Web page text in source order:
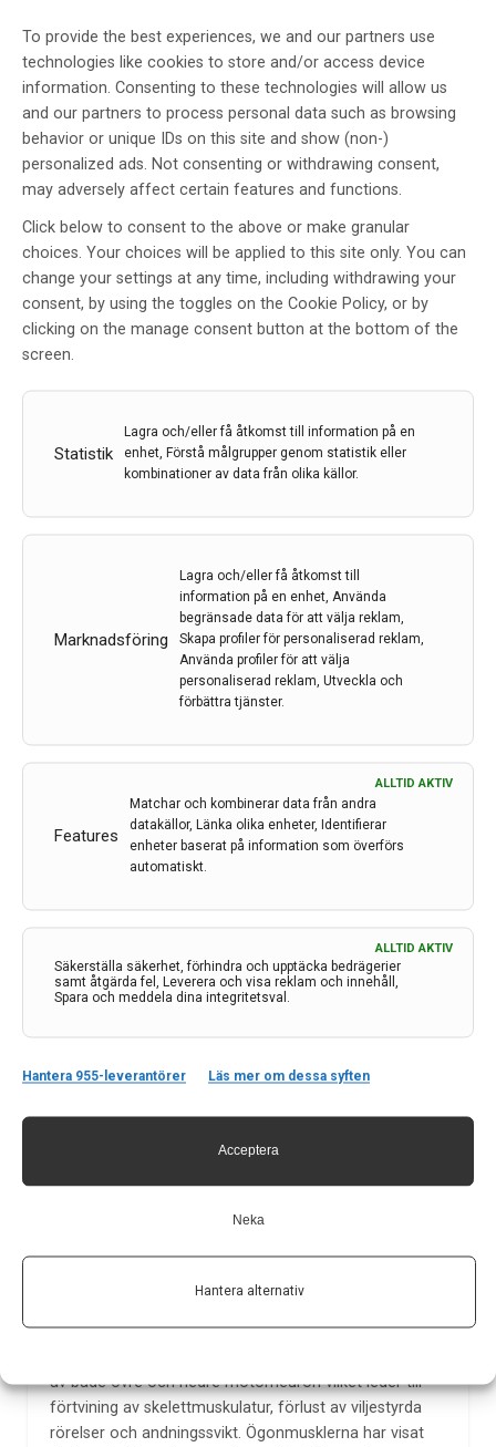
To provide the best experiences, we and our partners use
technologies like cookies to store and/or access device
information. Consenting to these technologies will allow us
and our partners to process personal data such as browsing
behavior or unique IDs on this site and show (non-)
personalized ads. Not consenting or withdrawing consent,
may adversely affect certain features and functions.
Click below to consent to the above or make granular
choices. Your choices will be applied to this site only. You can
change your settings at any time, including withdrawing your
consent, by using the toggles on the Cookie Policy, or by
clicking on the manage consent button at the bottom of the
screen.
Statistik
Lagra och/eller få åtkomst till information på en
enhet, Förstå målgrupper genom statistik eller
kombinationer av data från olika källor.
Marknadsföring
Lagra och/eller få åtkomst till
information på en enhet, Använda
begränsade data för att välja reklam,
Skapa profiler för personaliserad reklam,
Använda profiler för att välja
personaliserad reklam, Utveckla och
förbättra tjänster.
Features
ALLTID AKTIV
Matchar och kombinerar data från andra
datakällor, Länka olika enheter, Identifierar
enheter baserat på information som överförs
automatiskt.
Säkerställa säkerhet, förhindra och upptäcka bedrägerier
samt åtgärda fel, Leverera och visa reklam och innehåll,
Spara och meddela dina integritetsval.
ALLTID AKTIV
Hantera 955-leverantörer Läs mer om dessa syften
Acceptera
Neka
Hantera alternativ
Proteiner som bildar klumpar förekommer vid flera
svårbehandlade sjukdomar, som ALS, Alzheimers och
Parkinsons. Mekanismerna bakom hur proteinerna
interagerar med varandra är svåra att studera, men nu
har forskare på Chalmers hittat en ny metod för att
Rekordstort bidrag till ALS-forskning
Neuroförbundet delar ut nära 14 miljoner kronor till tre
ALS-forskningsprojekt. Forskningen ska bidra till bättre
Nya data för Leqembi från fas 3-studien Clarity AD och
data avseende subkutan administrering presenterade
Ögonmusklernas motståndskraft vid ALS
Amyotrofisk lateralskleros (ALS) är ett
av både övre och nedre motorneuron vilket leder till
förtvining av skelettmuskulatur, förlust av viljestyrda
rörelser och andningssvikt. Ögonmusklerna har visat